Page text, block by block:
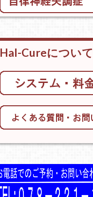
Hal-Cureについて